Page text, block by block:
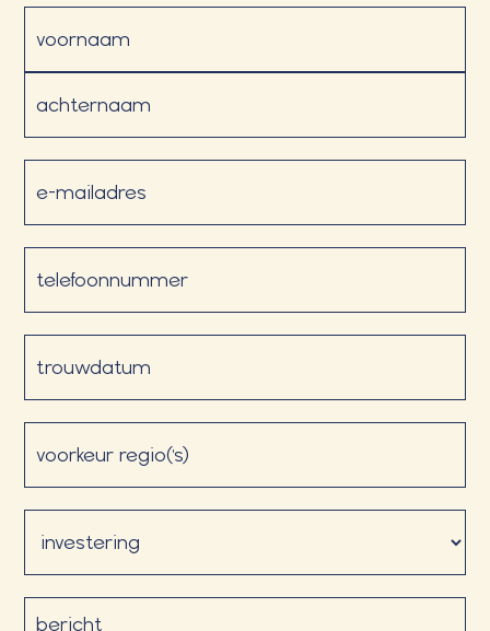
E-
mailadres(Vereist)
Telefoon(Vereist)
Datum
voorkeur
regio('s)
Investering(Vereist)
bericht